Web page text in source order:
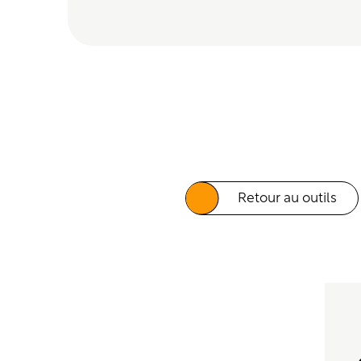
Retour au outils